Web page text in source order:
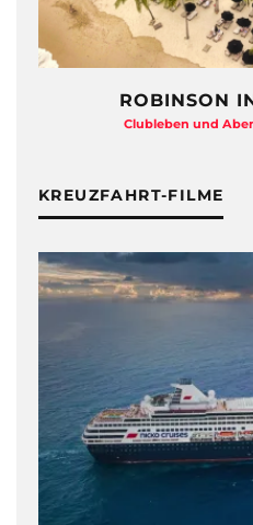
ROBINSON
Clubleben und
KREUZFAHRT-FILME